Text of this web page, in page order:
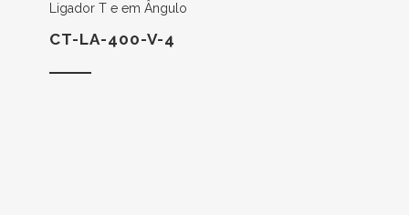
Ligador T e em Ângulo
CT-LA-400-V-4